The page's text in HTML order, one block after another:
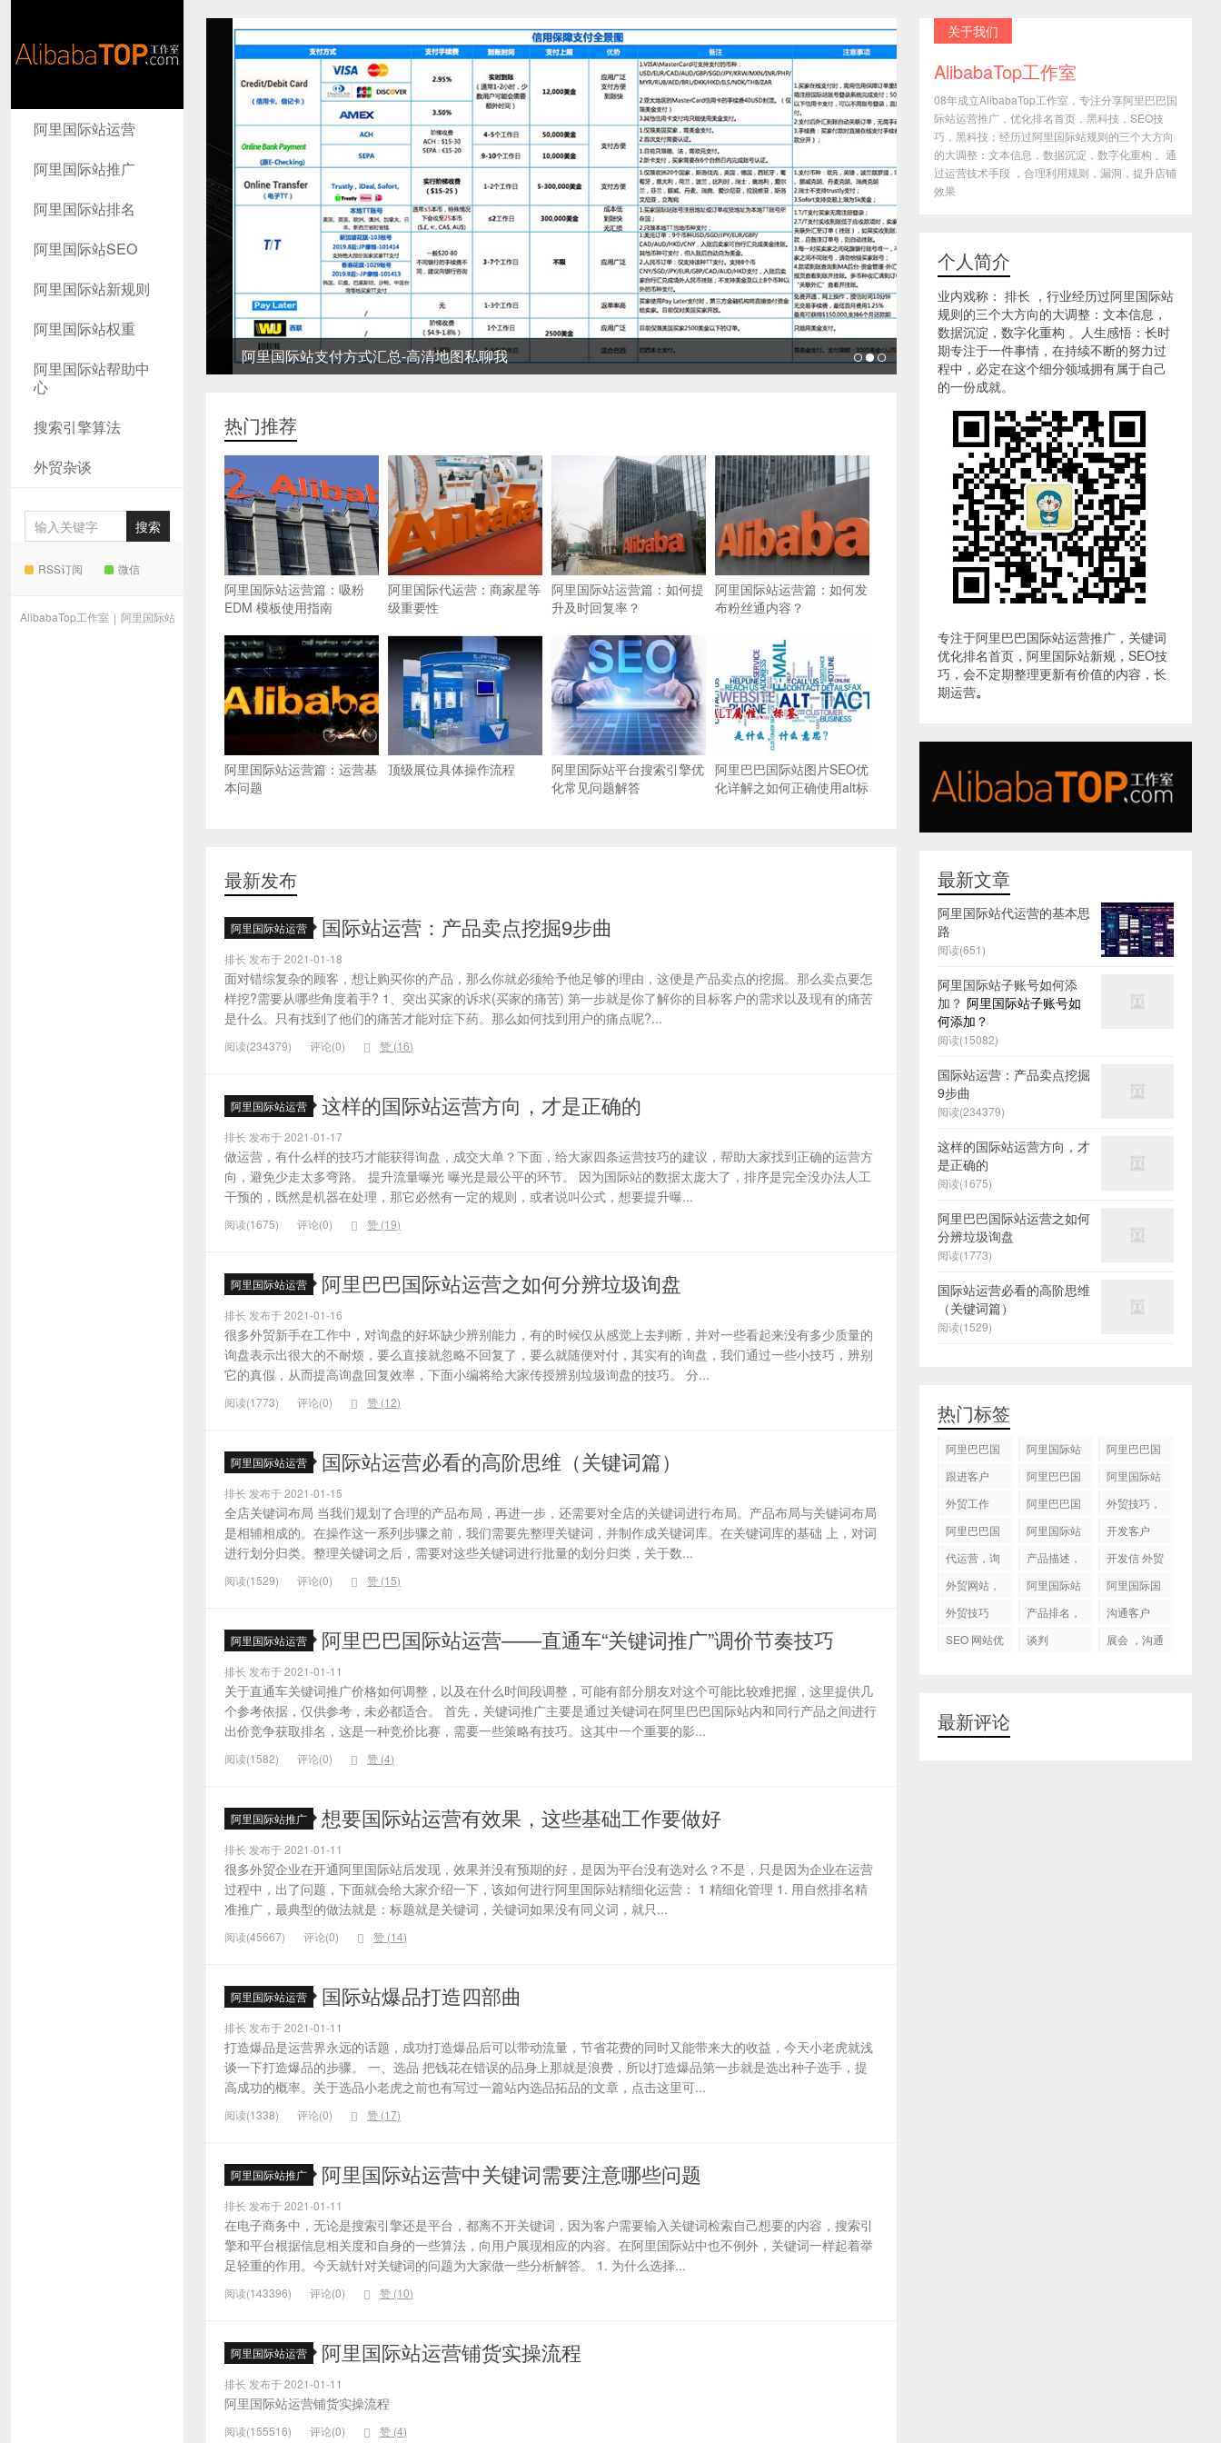
AlibabaTop
工作室
阿里国际站运营
阿里国际站推广
阿里国际站排名
阿里国际站SEO
阿里国际站新规则
阿里国际站权重
阿里国际站帮助中
心
搜索引擎算法
外贸杂谈
RSS订阅 微信
AlibabaTop工作室 | 阿里国际站
阿里国际站支付方式汇总-高清地图私聊我
热门推荐
阿里国际站运营篇：吸粉
EDM 模板使用指南
阿里国际代运营：商家星等
级重要性
阿里国际站运营篇：如何提
升及时回复率？
阿里国际站运营篇：如何发
布粉丝通内容？
阿里国际站运营篇：运营基
本问题
顶级展位具体操作流程
阿里国际站平台搜索引擎优
化常见问题解答
阿里巴巴国际站图片SEO优
化详解之如何正确使用alt标
最新发布
阿里国际站运营 国际站运营：产品卖点挖掘9步曲
排长 发布于 2021-01-18
面对错综复杂的顾客，想让购买你的产品，那么你就必须给予他足够的理由，这便是产品卖点的挖掘。那么卖点要怎
样挖?需要从哪些角度着手? 1、突出买家的诉求(买家的痛苦) 第一步就是你了解你的目标客户的需求以及现有的痛苦
是什么。只有找到了他们的痛苦才能对症下药。那么如何找到用户的痛点呢?...
阅读(234379) 评论(0) 赞 (16)
阿里国际站运营 这样的国际站运营方向，才是正确的
排长 发布于 2021-01-17
做运营，有什么样的技巧才能获得询盘，成交大单？下面，给大家四条运营技巧的建议，帮助大家找到正确的运营方
向，避免少走太多弯路。 提升流量曝光 曝光是最公平的环节。 因为国际站的数据太庞大了，排序是完全没办法人工
干预的，既然是机器在处理，那它必然有一定的规则，或者说叫公式，想要提升曝...
阅读(1675) 评论(0) 赞 (19)
阿里国际站运营 阿里巴巴国际站运营之如何分辨垃圾询盘
排长 发布于 2021-01-16
很多外贸新手在工作中，对询盘的好坏缺少辨别能力，有的时候仅从感觉上去判断，并对一些看起来没有多少质量的
询盘表示出很大的不耐烦，要么直接就忽略不回复了，要么就随便对付，其实有的询盘，我们通过一些小技巧，辨别
它的真假，从而提高询盘回复效率，下面小编将给大家传授辨别垃圾询盘的技巧。 分...
阅读(1773) 评论(0) 赞 (12)
阿里国际站运营 国际站运营必看的高阶思维（关键词篇）
排长 发布于 2021-01-15
全店关键词布局 当我们规划了合理的产品布局，再进一步，还需要对全店的关键词进行布局。产品布局与关键词布局
是相辅相成的。在操作这一系列步骤之前，我们需要先整理关键词，并制作成关键词库。在关键词库的基础 上，对词
进行划分归类。整理关键词之后，需要对这些关键词进行批量的划分归类，关于数...
阅读(1529) 评论(0) 赞 (15)
阿里国际站运营 阿里巴巴国际站运营——直通车“关键词推广”调价节奏技巧
排长 发布于 2021-01-11
关于直通车关键词推广价格如何调整，以及在什么时间段调整，可能有部分朋友对这个可能比较难把握，这里提供几
个参考依据，仅供参考，未必都适合。 首先，关键词推广主要是通过关键词在阿里巴巴国际站内和同行产品之间进行
出价竞争获取排名，这是一种竞价比赛，需要一些策略有技巧。这其中一个重要的影...
阅读(1582) 评论(0) 赞 (4)
阿里国际站推广 想要国际站运营有效果，这些基础工作要做好
排长 发布于 2021-01-11
很多外贸企业在开通阿里国际站后发现，效果并没有预期的好，是因为平台没有选对么？不是，只是因为企业在运营
过程中，出了问题，下面就会给大家介绍一下，该如何进行阿里国际站精细化运营： 1 精细化管理 1. 用自然排名精
准推广，最典型的做法就是：标题就是关键词，关键词如果没有同义词，就只...
阅读(45667) 评论(0) 赞 (14)
阿里国际站运营 国际站爆品打造四部曲
排长 发布于 2021-01-11
打造爆品是运营界永远的话题，成功打造爆品后可以带动流量，节省花费的同时又能带来大的收益，今天小老虎就浅
谈一下打造爆品的步骤。 一、选品 把钱花在错误的品身上那就是浪费，所以打造爆品第一步就是选出种子选手，提
高成功的概率。关于选品小老虎之前也有写过一篇站内选品拓品的文章，点击这里可...
阅读(1338) 评论(0) 赞 (17)
阿里国际站推广 阿里国际站运营中关键词需要注意哪些问题
排长 发布于 2021-01-11
在电子商务中，无论是搜索引擎还是平台，都离不开关键词，因为客户需要输入关键词检索自己想要的内容，搜索引
擎和平台根据信息相关度和自身的一些算法，向用户展现相应的内容。在阿里国际站中也不例外，关键词一样起着举
足轻重的作用。今天就针对关键词的问题为大家做一些分析解答。 1. 为什么选择...
阅读(143396) 评论(0) 赞 (10)
阿里国际站运营 阿里国际站运营铺货实操流程
排长 发布于 2021-01-11
阿里国际站运营铺货实操流程
阅读(155516) 评论(0) 赞 (4)
关于我们
AlibabaTop工作室
08年成立AlibabaTop工作室，专注分享阿里巴巴国
际站运营推广，优化排名首页，黑科技，SEO技
巧，黑科技；经历过阿里国际站规则的三个大方向
的大调整：文本信息，数据沉淀，数字化重构 。通
过运营技术手段 ，合理利用规则，漏洞，提升店铺
效果
个人简介
业内戏称： 排长 ，行业经历过阿里国际站
规则的三个大方向的大调整：文本信息，
数据沉淀，数字化重构 。人生感悟：长时
期专注于一件事情，在持续不断的努力过
程中，必定在这个细分领域拥有属于自己
的一份成就。
专注于阿里巴巴国际站运营推广，关键词
优化排名首页，阿里国际站新规，SEO技
巧，会不定期整理更新有价值的内容，长
期运营。
最新文章
阿里国际站代运营的基本思
路
阅读(651)
阿里国际站子账号如何添
加？ 阿里国际站子账号如
何添加？
阅读(15082)
国际站运营：产品卖点挖掘
9步曲
阅读(234379)
这样的国际站运营方向，才
是正确的
阅读(1675)
阿里巴巴国际站运营之如何
分辨垃圾询盘
阅读(1773)
国际站运营必看的高阶思维
（关键词篇）
阅读(1529)
热门标签
阿里巴巴国
阿里国际站
国际站托管
服务，阿里
服务
阿里巴巴国
跟进客户
阿里巴巴国
阿里国际站
外贸工作
阿里巴巴国
作
外贸技巧，
阿里巴巴国
化
阿里国际站
开发客户
代运营，询
产品描述，
开发信 外贸
外贸网站，
阿里国际站
阿里国际国
外贸技巧
产品排名，
沟通客户
SEO 网站优
谈判
展会 ，沟通
最新评论